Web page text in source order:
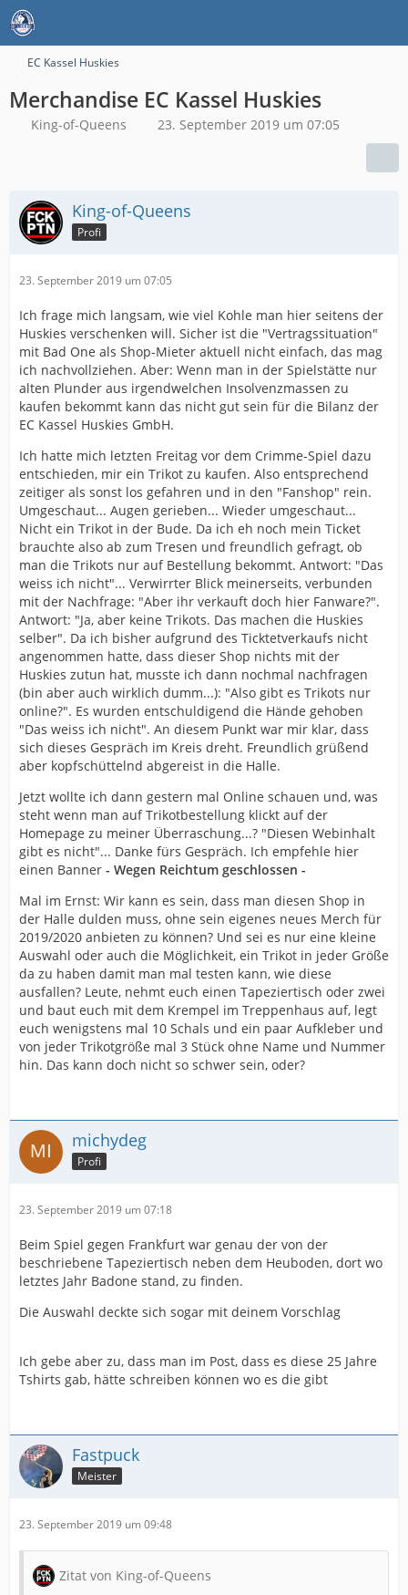
EC Kassel Huskies
Merchandise EC Kassel Huskies
King-of-Queens 23. September 2019 um 07:05
King-of-Queens
Profi
23. September 2019 um 07:05
Ich frage mich langsam, wie viel Kohle man hier seitens der
Huskies verschenken will. Sicher ist die "Vertragssituation"
mit Bad One als Shop-Mieter aktuell nicht einfach, das mag
ich nachvollziehen. Aber: Wenn man in der Spielstätte nur
alten Plunder aus irgendwelchen Insolvenzmassen zu
kaufen bekommt kann das nicht gut sein für die Bilanz der
EC Kassel Huskies GmbH.
Ich hatte mich letzten Freitag vor dem Crimme-Spiel dazu
entschieden, mir ein Trikot zu kaufen. Also entsprechend
zeitiger als sonst los gefahren und in den "Fanshop" rein.
Umgeschaut... Augen gerieben... Wieder umgeschaut...
Nicht ein Trikot in der Bude. Da ich eh noch mein Ticket
brauchte also ab zum Tresen und freundlich gefragt, ob
man die Trikots nur auf Bestellung bekommt. Antwort: "Das
weiss ich nicht"... Verwirrter Blick meinerseits, verbunden
mit der Nachfrage: "Aber ihr verkauft doch hier Fanware?".
Antwort: "Ja, aber keine Trikots. Das machen die Huskies
selber". Da ich bisher aufgrund des Ticktetverkaufs nicht
angenommen hatte, dass dieser Shop nichts mit der
Huskies zutun hat, musste ich dann nochmal nachfragen
(bin aber auch wirklich dumm...): "Also gibt es Trikots nur
online?". Es wurden entschuldigend die Hände gehoben
"Das weiss ich nicht". An diesem Punkt war mir klar, dass
sich dieses Gespräch im Kreis dreht. Freundlich grüßend
aber kopfschüttelnd abgereist in die Halle.
Jetzt wollte ich dann gestern mal Online schauen und, was
steht wenn man auf Trikotbestellung klickt auf der
Homepage zu meiner Überraschung...? "Diesen Webinhalt
gibt es nicht"... Danke fürs Gespräch. Ich empfehle hier
einen Banner - Wegen Reichtum geschlossen -
Mal im Ernst: Wir kann es sein, dass man diesen Shop in
der Halle dulden muss, ohne sein eigenes neues Merch für
2019/2020 anbieten zu können? Und sei es nur eine kleine
Auswahl oder auch die Möglichkeit, ein Trikot in jeder Größe
da zu haben damit man mal testen kann, wie diese
ausfallen? Leute, nehmt euch einen Tapeziertisch oder zwei
und baut euch mit dem Krempel im Treppenhaus auf, legt
euch wenigstens mal 10 Schals und ein paar Aufkleber und
von jeder Trikotgröße mal 3 Stück ohne Name und Nummer
hin. Das kann doch nicht so schwer sein, oder?
michydeg
Profi
23. September 2019 um 07:18
Beim Spiel gegen Frankfurt war genau der von der
beschriebene Tapeziertisch neben dem Heuboden, dort wo
letztes Jahr Badone stand, zu finden.
Die Auswahl deckte sich sogar mit deinem Vorschlag
Ich gebe aber zu, dass man im Post, dass es diese 25 Jahre
Tshirts gab, hätte schreiben können wo es die gibt
Fastpuck
Meister
23. September 2019 um 09:48
Zitat von King-of-Queens